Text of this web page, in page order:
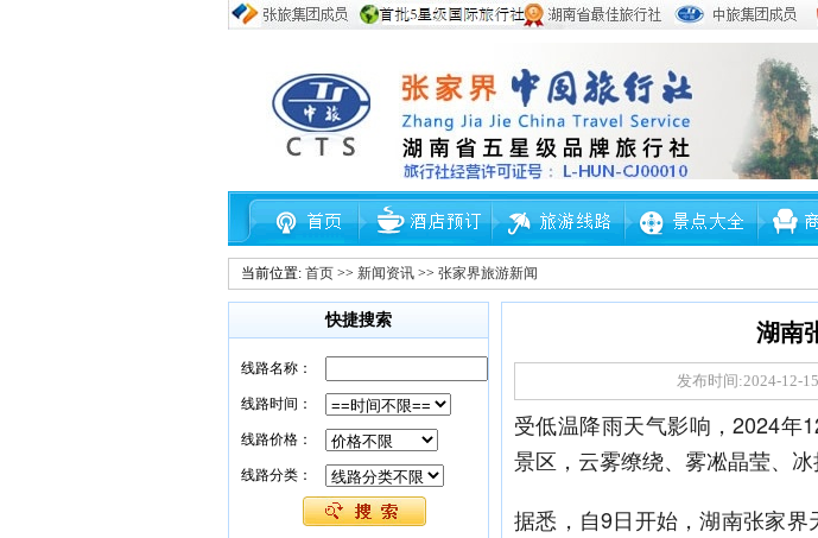
当前位置: 首页 >> 新闻资讯 >> 张家界旅游新闻
快捷搜索
线路名称：
线路时间：
线路价格：
线路分类：
湖南
发布时间:2024-12-15
受低温降雨天气影响，2024年
景区，云雾缭绕、雾凇晶莹、
据悉，自9日开始，湖南张家